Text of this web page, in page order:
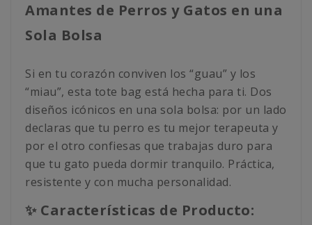
Amantes de Perros y Gatos en una
Sola Bolsa
Si en tu corazón conviven los “guau” y los
“miau”, esta tote bag está hecha para ti. Dos
diseños icónicos en una sola bolsa: por un lado
declaras que tu perro es tu mejor terapeuta y
por el otro confiesas que trabajas duro para
que tu gato pueda dormir tranquilo. Práctica,
resistente y con mucha personalidad.
✨ Características de Producto: